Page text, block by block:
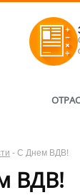
- С Днем ВДВ!
ВДВ!